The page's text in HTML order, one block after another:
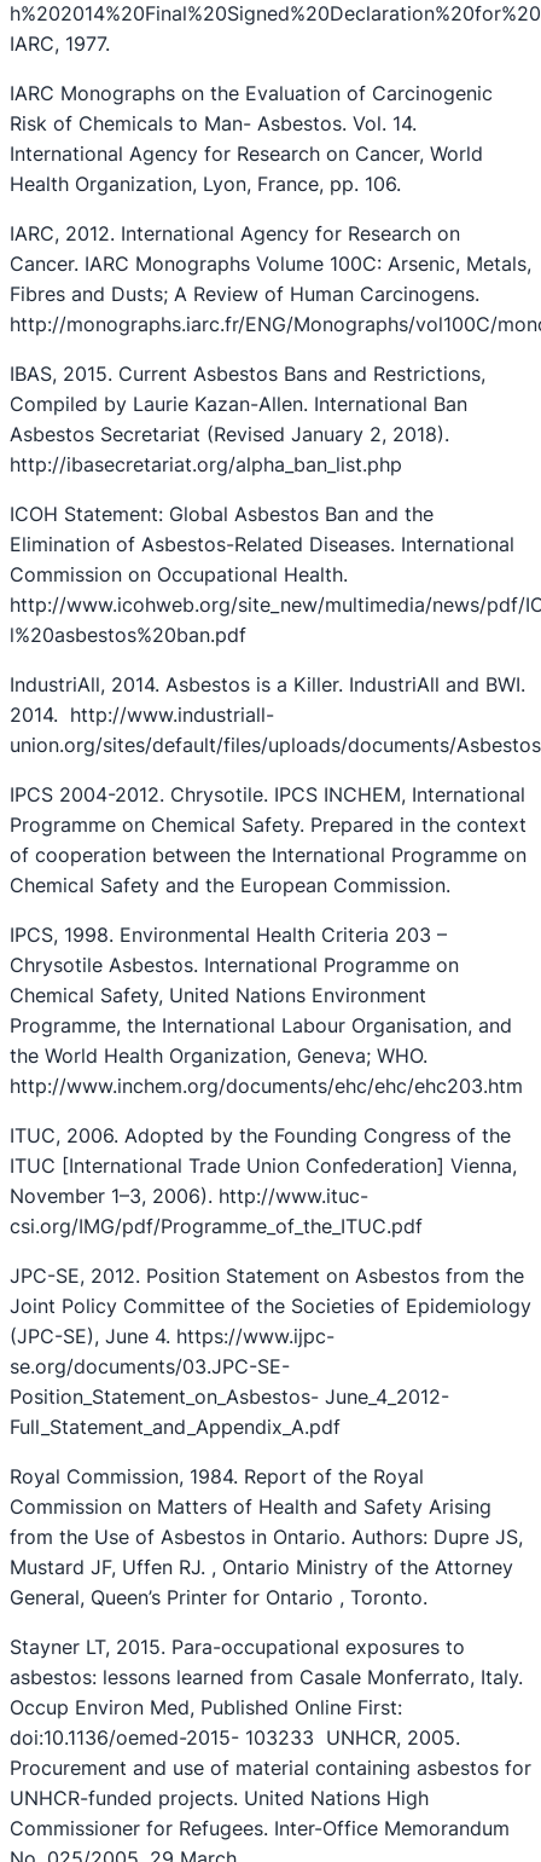
IARC, 1977.
IARC Monographs on the Evaluation of Carcinogenic
Risk of Chemicals to Man- Asbestos. Vol. 14.
International Agency for Research on Cancer, World
Health Organization, Lyon, France, pp. 106.
IARC, 2012. International Agency for Research on
Cancer. IARC Monographs Volume 100C: Arsenic, Metals,
Fibres and Dusts; A Review of Human Carcinogens.
http://monographs.iarc.fr/ENG/Monographs/vol100C/
IBAS, 2015. Current Asbestos Bans and Restrictions,
Compiled by Laurie Kazan-Allen. International Ban
Asbestos Secretariat (Revised January 2, 2018).
http://ibasecretariat.org/alpha_ban_list.php
ICOH Statement: Global Asbestos Ban and the
Elimination of Asbestos-Related Diseases. International
Commission on Occupational Health.
http://www.icohweb.org/site_new/multimedia/news/pdf/
l%20asbestos%20ban.pdf
IndustriAll, 2014. Asbestos is a Killer. IndustriAll and BWI.
2014. http://www.industriall-
union.org/sites/default/files/uploads/documents/
IPCS 2004-2012. Chrysotile. IPCS INCHEM, International
Programme on Chemical Safety. Prepared in the context
of cooperation between the International Programme on
Chemical Safety and the European Commission.
IPCS, 1998. Environmental Health Criteria 203 –
Chrysotile Asbestos. International Programme on
Chemical Safety, United Nations Environment
Programme, the International Labour Organisation, and
the World Health Organization, Geneva; WHO.
http://www.inchem.org/documents/ehc/ehc/ehc203.htm
ITUC, 2006. Adopted by the Founding Congress of the
ITUC [International Trade Union Confederation] Vienna,
November 1–3, 2006). http://www.ituc-
csi.org/IMG/pdf/Programme_of_the_ITUC.pdf
JPC-SE, 2012. Position Statement on Asbestos from the
Joint Policy Committee of the Societies of Epidemiology
(JPC-SE), June 4. https://www.ijpc-
se.org/documents/03.JPC-SE-
Position_Statement_on_Asbestos- June_4_2012-
Full_Statement_and_Appendix_A.pdf
Royal Commission, 1984. Report of the Royal
Commission on Matters of Health and Safety Arising
from the Use of Asbestos in Ontario. Authors: Dupre JS,
Mustard JF, Uffen RJ. , Ontario Ministry of the Attorney
General, Queen’s Printer for Ontario , Toronto.
Stayner LT, 2015. Para-occupational exposures to
asbestos: lessons learned from Casale Monferrato, Italy.
Occup Environ Med, Published Online First:
doi:10.1136/oemed-2015- 103233 UNHCR, 2005.
Procurement and use of material containing asbestos for
UNHCR-funded projects. United Nations High
Commissioner for Refugees. Inter-Office Memorandum